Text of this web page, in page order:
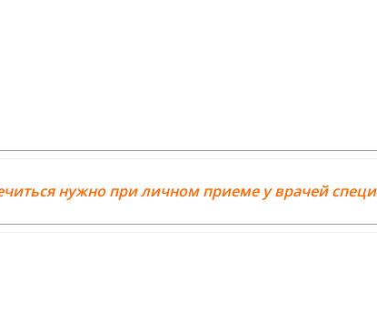
нужно при личном приеме у врачей